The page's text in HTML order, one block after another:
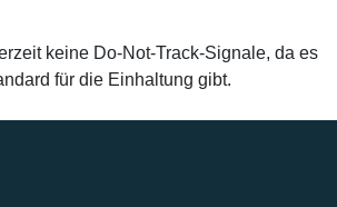
keine Do-Not-Track-Signale, da es
für die Einhaltung gibt.